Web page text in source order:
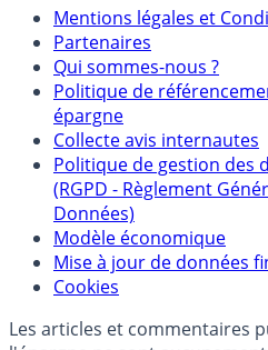
Mentions
Mentions légales et
Partenaires
Qui sommes-nous ?
Politique de
épargne
Collecte avis internautes
Politique de gestion des
(RGPD - Règlement
Données)
Modèle économique
Cookies